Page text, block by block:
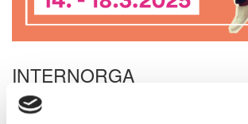
INTERNORGA
Die INTERNORGA steht in den Startlöchern